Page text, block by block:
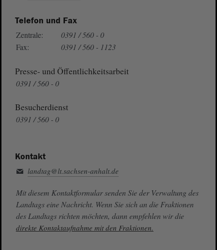
Telefon und Fax
Zentrale:
0391 / 560 - 0
Fax:
0391 / 560 - 1123
Presse- und Öffentlichkeitsarbeit
0391 / 560 - 0
Besucherdienst
0391 / 560 - 0
Kontakt
landtag@lt.sachsen-anhalt.de
Mit diesem Kontaktformular senden Sie der Verwaltung des
Landtags eine Nachricht. Wenn Sie sich an die Fraktionen
des Landtags richten möchten, dann empfehlen wir die
direkte Kontaktaufnahme mit den Fraktionen.